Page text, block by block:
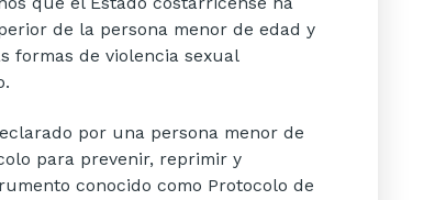
de la persona menor de edad y
formas de violencia sexual
por una persona menor de
para prevenir, reprimir y
conocido como Protocolo de